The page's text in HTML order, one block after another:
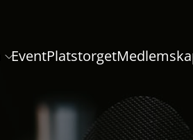
EventPlatstorget